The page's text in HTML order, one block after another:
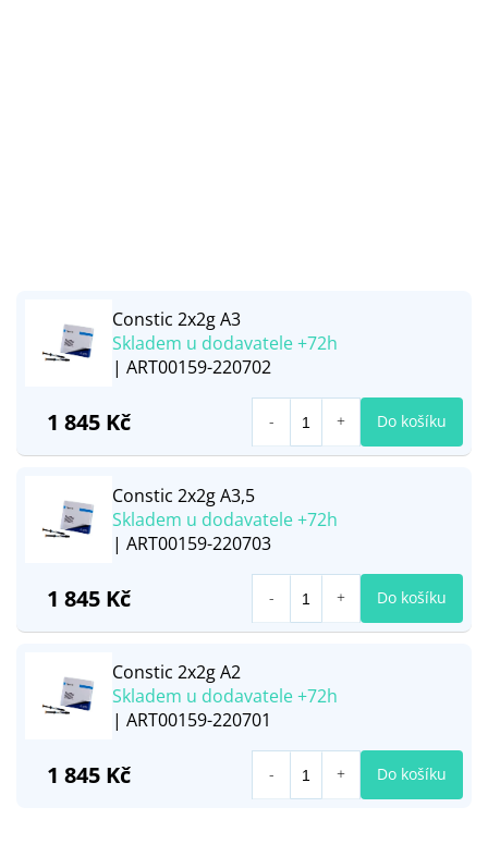
Constic 2x2g A3
Skladem u dodavatele +72h
| ART00159-220702
1 845 Kč Do košíku
Constic 2x2g A3,5
Skladem u dodavatele +72h
| ART00159-220703
1 845 Kč Do košíku
Constic 2x2g A2
Skladem u dodavatele +72h
| ART00159-220701
1 845 Kč Do košíku